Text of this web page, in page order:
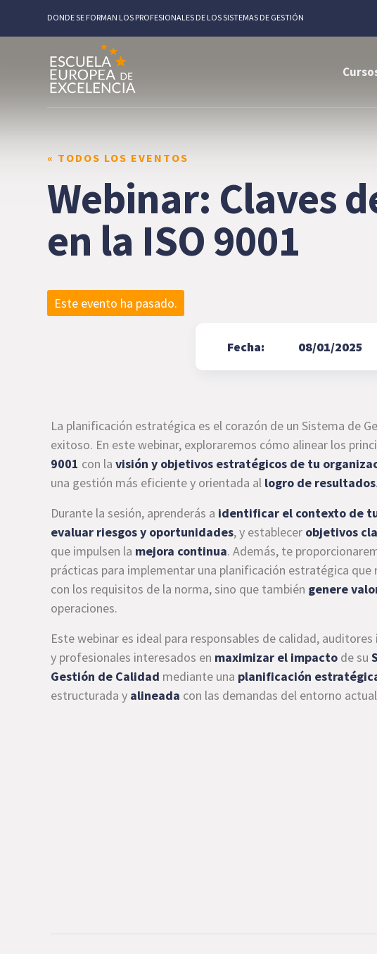
DONDE SE FORMAN LOS PROFESIONALES DE LOS SISTEMAS DE GESTIÓN
« TODOS LOS EVENTOS
Webinar: Claves
en la ISO 9001
Este evento ha pasado.
Fecha: 08/01/2025
La planificación estratégica es el corazón de un Sistema de
exitoso. En este webinar, exploraremos cómo alinear los
9001 con la visión y objetivos estratégicos de tu
una gestión más eficiente y orientada al logro de resultados.
Durante la sesión, aprenderás a identificar el contexto de
evaluar riesgos y oportunidades, y establecer objetivos
que impulsen la mejora continua. Además, te
prácticas para implementar una planificación estratégica que
con los requisitos de la norma, sino que también genere
operaciones.
Este webinar es ideal para responsables de calidad,
y profesionales interesados en maximizar el impacto de su
Gestión de Calidad mediante una planificación
estructurada y alineada con las demandas del entorno